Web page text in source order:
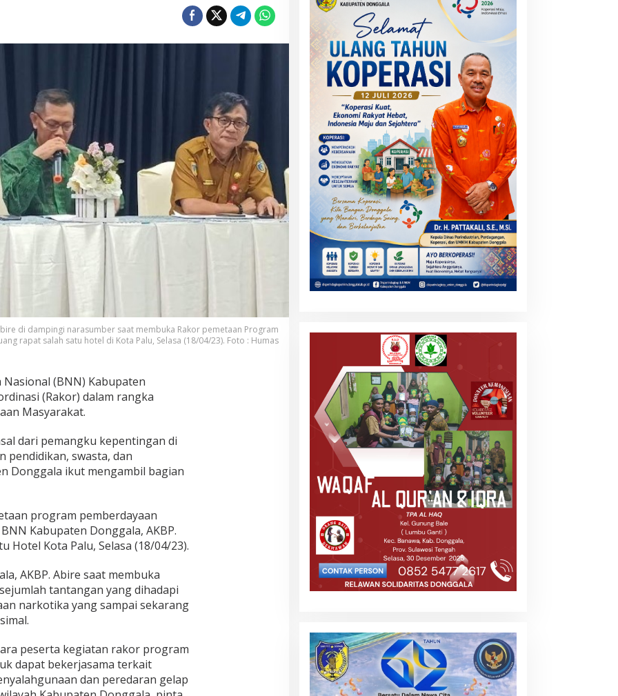
di dampingi narasumber saat membuka Rakor pemetaan Program
rapat salah satu hotel di Kota Palu, Selasa (18/04/23). Foto : Humas
(BNN) Kabupaten
(Rakor) dalam rangka
Masyarakat.
dari pemangku kepentingan di
pendidikan, swasta, dan
Donggala ikut mengambil bagian
program pemberdayaan
Kabupaten Donggala, AKBP.
Hotel Kota Palu, Selasa (18/04/23).
AKBP. Abire saat membuka
tantangan yang dihadapi
narkotika yang sampai sekarang
peserta kegiatan rakor program
dapat bekerjasama terkait
dan peredaran gelap